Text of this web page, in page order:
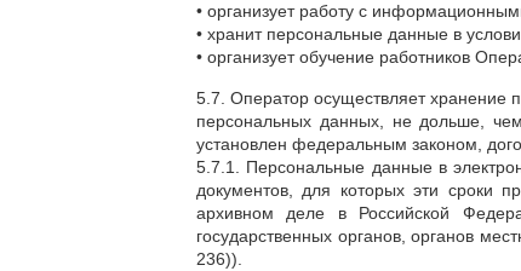
• организует работу с
• хранит персональные данные в
• организует обучение работников
5.7. Оператор осуществляет хранение
персональных данных, не дольше,
установлен федеральным законом,
5.7.1. Персональные данные в
документов, для которых эти сроки
архивном деле в Российской
государственных органов, органов
236)).